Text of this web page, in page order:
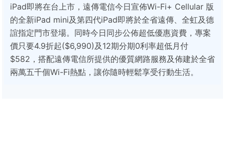
iPad即將在台上市，遠傳電信今日宣佈Wi-Fi+ Cellular 版
的全新iPad mini及第四代iPad即將於全省遠傳、全虹及德
誼指定門市登場。同時今日同步公佈超低優惠資費，專案
價只要4.9折起($6,990)及12期分期0利率超低月付
$582，搭配遠傳電信所提供的優質網路服務及佈建於全省
兩萬五千個Wi-Fi熱點，讓你隨時輕鬆享受行動生活。